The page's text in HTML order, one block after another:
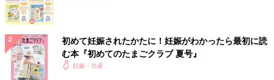
初めて妊娠されたかたに！妊娠がわかったら最初に読
む本『初めてのたまごクラブ 夏号』
妊娠・出産